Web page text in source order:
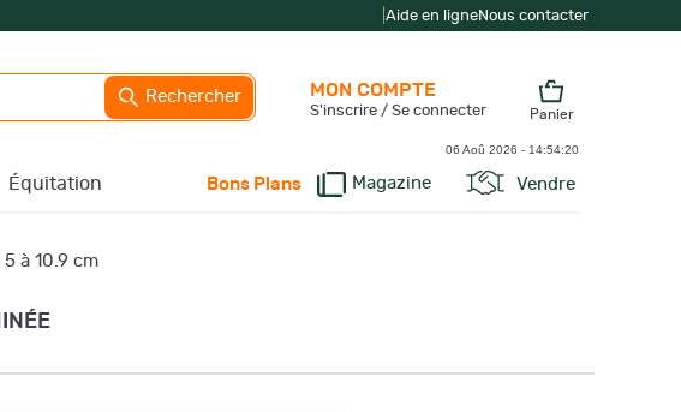
Aide en ligneNous contacter
Rechercher
Équitation Bons Plans Magazine Vendre
MON COMPTE
S'inscrire / Se connecter Panier
06 Aoû 2026 - 14:54:21
à 10.9 cm